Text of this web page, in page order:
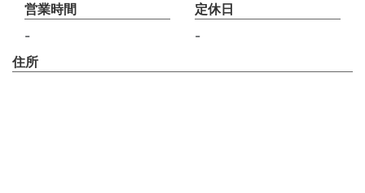
営業時間
-
定休日
-
住所